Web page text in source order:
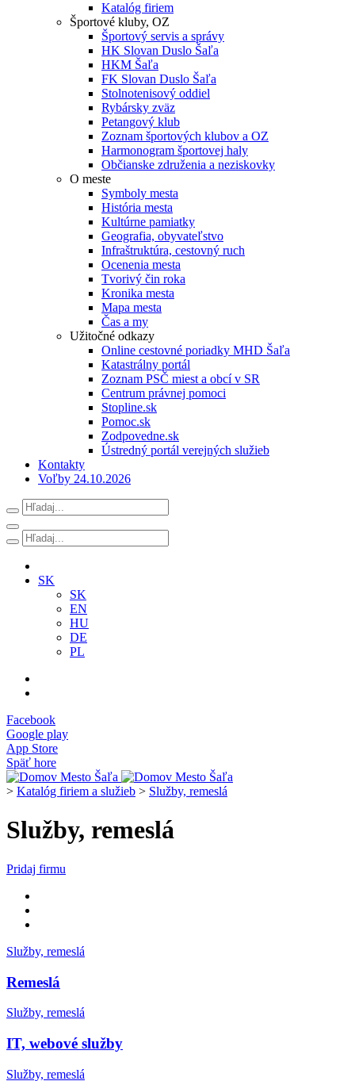
Katalóg firiem
Športové kluby, OZ
Športový servis a správy
HK Slovan Duslo Šaľa
HKM Šaľa
FK Slovan Duslo Šaľa
Stolnotenisový oddiel
Rybársky zväz
Petangový klub
Zoznam športových klubov a OZ
Harmonogram športovej haly
Občianske združenia a neziskovky
O meste
Symboly mesta
História mesta
Kultúrne pamiatky
Geografia, obyvateľstvo
Infraštruktúra, cestovný ruch
Ocenenia mesta
Tvorivý čin roka
Kronika mesta
Mapa mesta
Čas a my
Užitočné odkazy
Online cestovné poriadky MHD Šaľa
Katastrálny portál
Zoznam PSČ miest a obcí v SR
Centrum právnej pomoci
Stopline.sk
Pomoc.sk
Zodpovedne.sk
Ústredný portál verejných služieb
Kontakty
Voľby 24.10.2026
SK
SK
EN
HU
DE
PL
Facebook
Google play
App Store
Späť hore
> Katalóg firiem a služieb > Služby, remeslá
Služby, remeslá
Pridaj firmu
Služby, remeslá
Remeslá
Služby, remeslá
IT, webové služby
Služby, remeslá